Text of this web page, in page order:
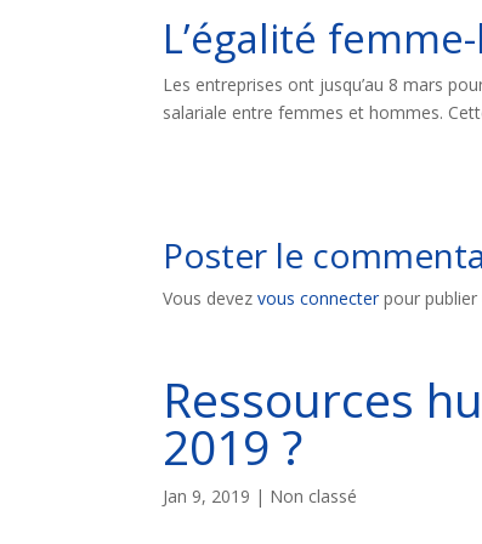
L’égalité
Les entreprises ont jusqu’au 8 mars
salariale entre femmes et hommes.
Poster le
Vous devezvous connecter pour
Ressources
2019 ?
Jan 9, 2019 | Non classé